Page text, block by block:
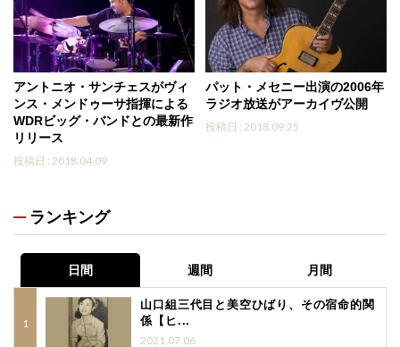
アントニオ・サンチェスがヴィ
ンス・メンドゥーサ指揮による
WDRビッグ・バンドとの最新作
リリース
投稿日 : 2018.04.09
パット・メセニー出演の2006年
ラジオ放送がアーカイヴ公開
投稿日 : 2018.09.25
ランキング
日間 週間 月間
山口組三代目と美空ひばり、その宿命的関
係【ヒ...
2021.07.06